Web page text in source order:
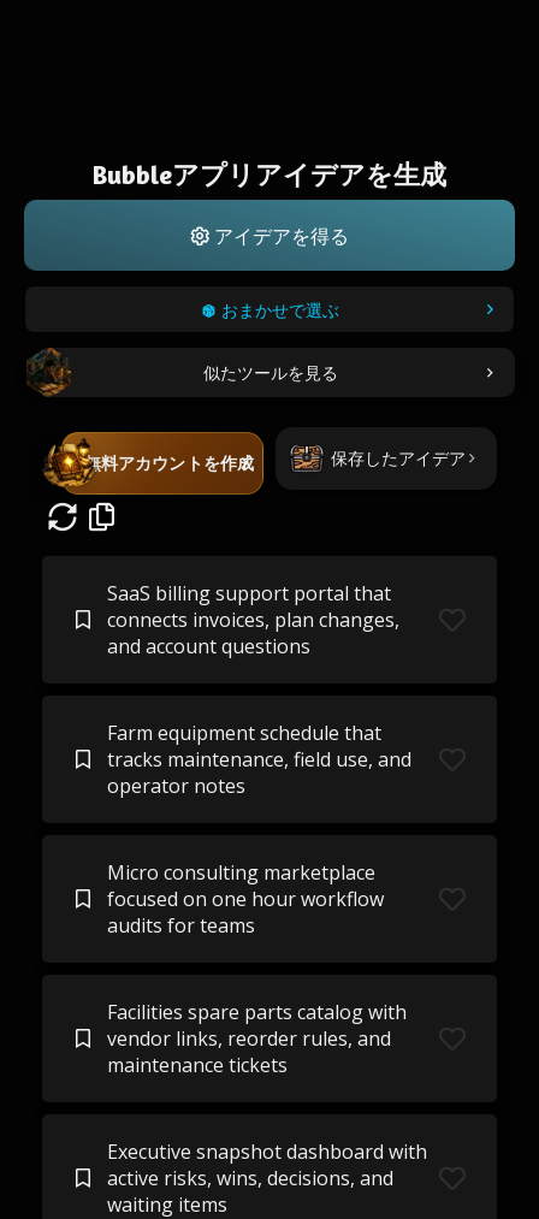
Bubbleアプリアイデアを生成
アイデアを得る
おまかせで選ぶ
似たツールを見る
無料アカウントを作成 保存したアイデア
SaaS billing support portal that
connects invoices, plan changes,
and account questions
Farm equipment schedule that
tracks maintenance, field use, and
operator notes
Micro consulting marketplace
focused on one hour workflow
audits for teams
Facilities spare parts catalog with
vendor links, reorder rules, and
maintenance tickets
Executive snapshot dashboard with
active risks, wins, decisions, and
waiting items